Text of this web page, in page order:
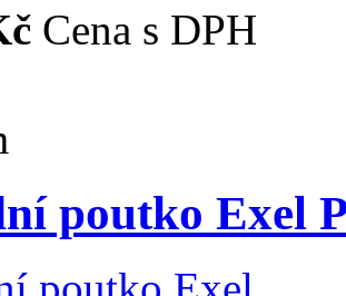
Cena s DPH
poutko Exel